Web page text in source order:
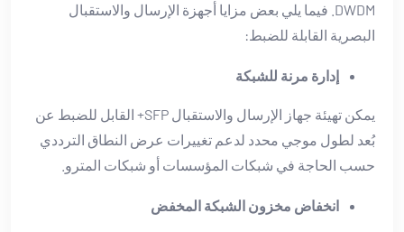
DWDM. فيما يلي بعض مزايا أجهزة الإرسال والاستقبال
البصرية القابلة للضبط:
إدارة مرنة للشبكة
يمكن تهيئة جهاز الإرسال والاستقبال SFP+ القابل للضبط عن
بُعد لطول موجي محدد لدعم تغييرات عرض النطاق الترددي
حسب الحاجة في شبكات المؤسسات أو شبكات المترو.
انخفاض مخزون الشبكة المخفض